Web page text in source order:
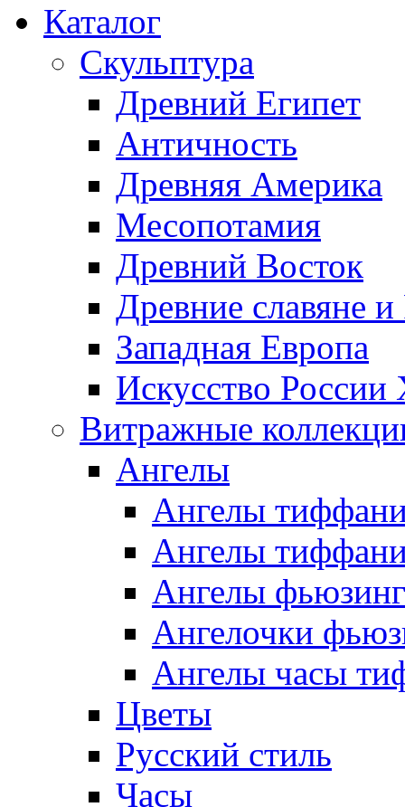
Каталог
Скульптура
Древний Египет
Античность
Древняя Америка
Месопотамия
Древний Восток
Древние славяне и
Западная Европа
Искусство
Витражные
Ангелы
Ангелы
Ангелы
Ангелы фьюзинг
Ангелочки
Ангелы часы
Цветы
Русский стиль
Часы